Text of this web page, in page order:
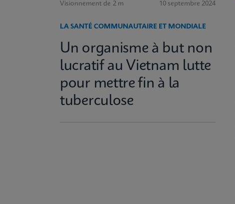
Visionnement de 2 m 10 septembre 2024
LA SANTÉ COMMUNAUTAIRE ET MONDIALE
Un organisme à but non
lucratif au Vietnam lutte
pour mettre fin à la
tuberculose